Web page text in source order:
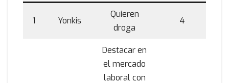
1 Yonkis
Quieren
droga
4
Destacar en
el mercado
laboral con